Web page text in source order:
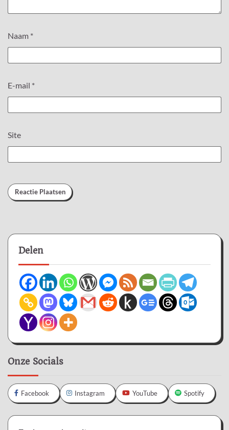
Naam *
E-mail *
Site
Delen
Onze Socials
Facebook Instagram YouTube Spotify